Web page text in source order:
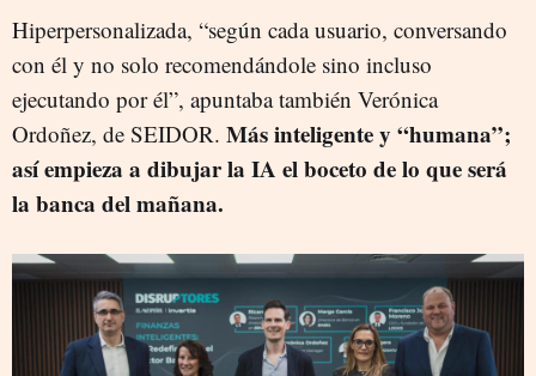
Hiperpersonalizada, “según cada usuario, conversando
con él y no solo recomendándole sino incluso
ejecutando por él”, apuntaba también Verónica
Ordoñez, de SEIDOR. Más inteligente y “humana”;
así empieza a dibujar la IA el boceto de lo que será
la banca del mañana.